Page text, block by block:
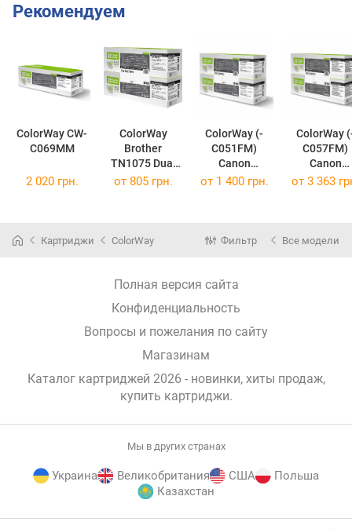
Рекомендуем
ColorWay CW-
C069MM
ColorWay
Brother
TN1075 Dual
Pack CW-
ColorWay (-
C051FM)
Canon
LBP162/MF269
C051FM
ColorWay (-
C057FM)
Canon
LBP223dw/
Pack CW-
2 020 грн. от 805 грн. от 1 400 грн. от 3 363
Картриджи ColorWay Фильтр Все модели
Полная версия сайта
Конфиденциальность
Вопросы и пожелания по сайту
Магазинам
Каталог картриджей 2026 - новинки, хиты продаж,
купить картриджи.
Мы в других странах
Украина Великобритания США
Польша
Казахстан